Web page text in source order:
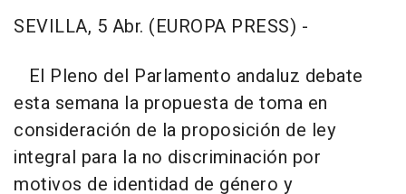
SEVILLA, 5 Abr. (EUROPA PRESS) -
El Pleno del Parlamento andaluz debate
esta semana la propuesta de toma en
consideración de la proposición de ley
integral para la no discriminación por
motivos de identidad de género y